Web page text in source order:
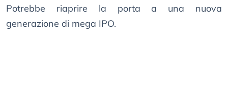
Potrebbe riaprire la porta a una nuova
generazione di mega IPO.